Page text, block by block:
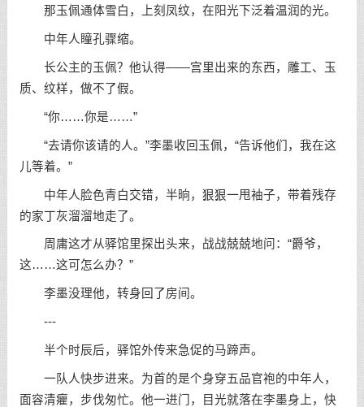
那玉佩通体雪白，上刻凤纹，在阳光下泛着温润的光。
中年人瞳孔骤缩。
长公主的玉佩？他认得——宫里出来的东西，雕工、玉
质、纹样，做不了假。
“你……你是……”
“去请你该请的人。”李墨收回玉佩，“告诉他们，我在这
儿等着。”
中年人脸色青白交错，半晌，狠狠一甩袖子，带着残存
的家丁灰溜溜地走了。
周庸这才从驿馆里探出头来，战战兢兢地问：“爵爷，
这……这可怎么办？”
李墨没理他，转身回了房间。
---
半个时辰后，驿馆外传来急促的马蹄声。
一队人快步进来。为首的是个身穿五品官袍的中年人，
面容清癯，步伐匆忙。他一进门，目光就落在李墨身上，快